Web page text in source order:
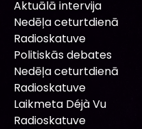
Aktuālā intervija
Nedēļa ceturtdienā
Radioskatuve
Politiskās debates
Nedēļa ceturtdienā
Radioskatuve
Laikmeta Déjà Vu
Radioskatuve